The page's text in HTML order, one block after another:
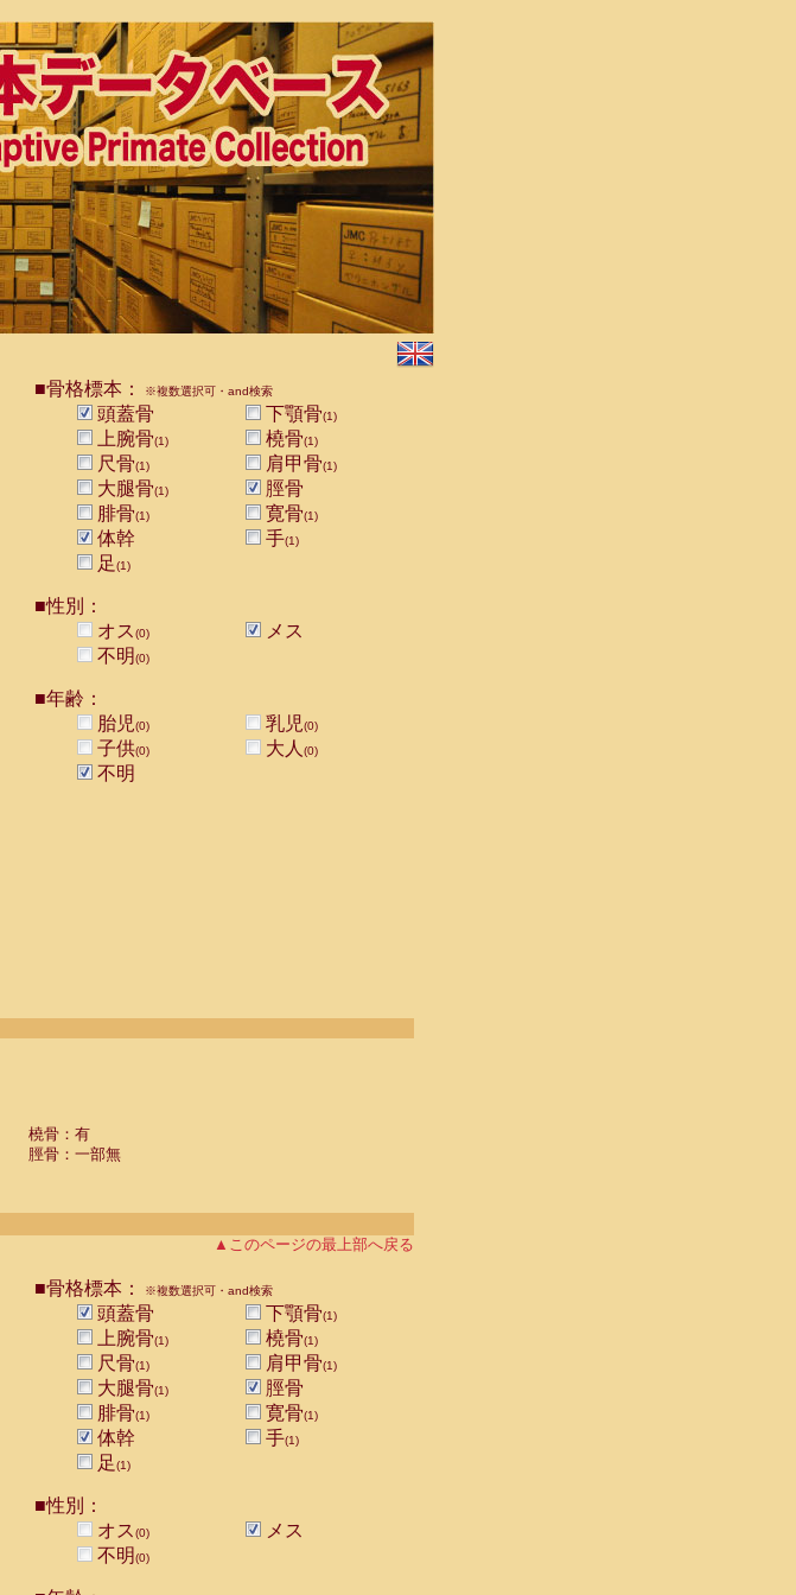
■骨格標本： ※複数選択可・and検索
頭蓋骨 下顎骨(1)
上腕骨(1) 橈骨(1)
尺骨(1) 肩甲骨(1)
大腿骨(1)
脛骨
腓骨(1) 寛骨(1)
体幹 手(1)
足(1)
■性別：
オス(0)
メス
不明(0)
■年齢：
胎児(0) 乳児(0)
子供(0) 大人 (0)
不明
橈骨：有
脛骨：一部無
▲このページの最上部へ戻る
■骨格標本： ※複数選択可・and検索
頭蓋骨 下顎骨(1)
上腕骨(1) 橈骨(1)
尺骨(1) 肩甲骨(1)
大腿骨(1)
脛骨
腓骨(1) 寛骨(1)
体幹 手(1)
足(1)
■性別：
オス(0)
メス
不明(0)